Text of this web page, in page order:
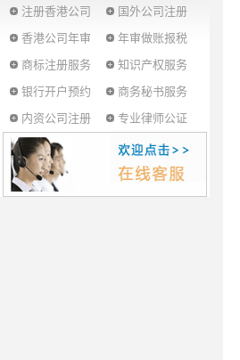
注册香港公司
国外公司注册
香港公司年审
年审做账报税
商标注册服务
知识产权服务
银行开户预约
商务秘书服务
内资公司注册
专业律师公证